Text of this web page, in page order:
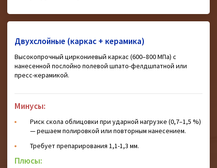
Двухслойные (каркас + керамика)
Высокопрочный циркониевый каркас (600–800 МПа) с
нанесенной послойно полевой шпато-фелдшпатной или
пресс-керамикой.
Плюсы:
Минусы:
Риск скола облицовки при ударной нагрузке (0,7–1,5 %)
— решаем полировкой или повторным нанесением.
Требует препарирования 1,1-1,3 мм.